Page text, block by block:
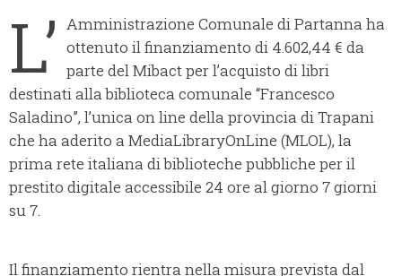
L’ Amministrazione Comunale di Partanna ha
ottenuto il finanziamento di 4.602,44 € da
parte del Mibact per l’acquisto di libri
destinati alla biblioteca comunale “Francesco
Saladino”, l’unica on line della provincia di Trapani
che ha aderito a MediaLibraryOnLine (MLOL), la
prima rete italiana di biblioteche pubbliche per il
prestito digitale accessibile 24 ore al giorno 7 giorni
su 7.
Il finanziamento rientra nella misura prevista dal